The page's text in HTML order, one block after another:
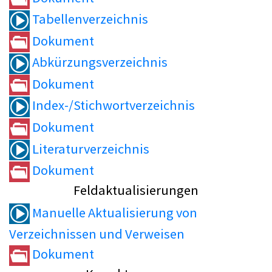
Tabellenverzeichnis
Dokument
Abkürzungsverzeichnis
Dokument
Index-/Stichwortverzeichnis
Dokument
Literaturverzeichnis
Dokument
Feldaktualisierungen
Manuelle Aktualisierung von
Verzeichnissen und Verweisen
Dokument